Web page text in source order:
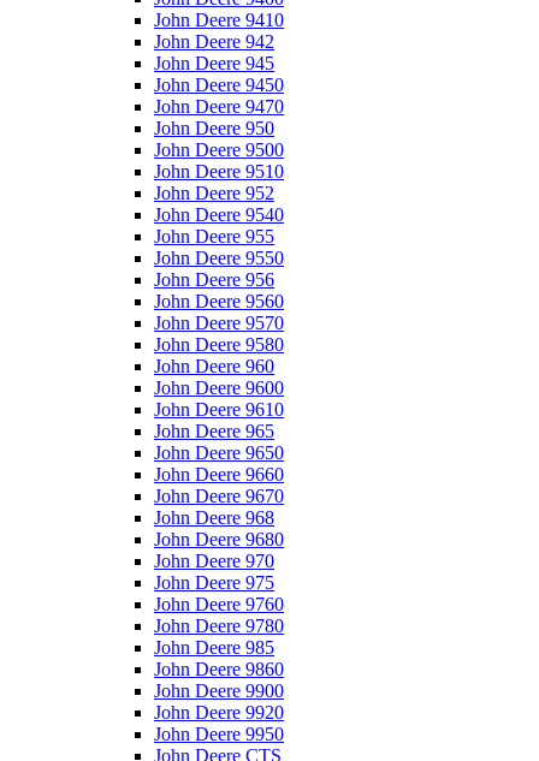
John Deere 9410
John Deere 942
John Deere 945
John Deere 9450
John Deere 9470
John Deere 950
John Deere 9500
John Deere 9510
John Deere 952
John Deere 9540
John Deere 955
John Deere 9550
John Deere 956
John Deere 9560
John Deere 9570
John Deere 9580
John Deere 960
John Deere 9600
John Deere 9610
John Deere 965
John Deere 9650
John Deere 9660
John Deere 9670
John Deere 968
John Deere 9680
John Deere 970
John Deere 975
John Deere 9760
John Deere 9780
John Deere 985
John Deere 9860
John Deere 9900
John Deere 9920
John Deere 9950
John Deere CTS